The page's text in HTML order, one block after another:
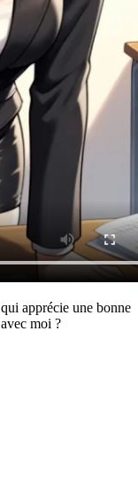
apprécie une bonne
moi ?